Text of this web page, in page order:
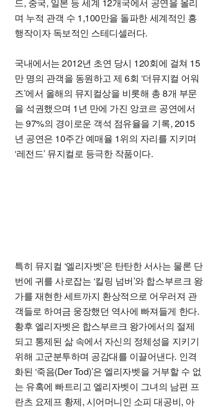
며 누적 관객 수 1,100만을 돌파한 세계적인 흥
행작이자 독보적인 스테디셀러다.
국내에서는 2012년 초연 당시 120회에 걸쳐 15
만 명의 관객을 동원하고 제 6회 ‘더뮤지컬 어워
즈’에서 올해의 뮤지컬상을 비롯해 총 8개 부문
을 석권했으며 1년 만에 가진 앙코르 공연에서
는 97%의 경이로운 객석 점유율을 기록, 2015
년 공연은 10주간 예매율 1위의 자리를 지키며
‘레전드’ 뮤지컬로 등극한 작품이다.
특히 뮤지컬 ‘엘리자벳’은 탄탄한 서사는 물론 단
번에 귀를 사로잡는 ‘킬링 넘버’와 합스부르크 왕
가를 재현한 세트까지 환상적으로 어우러져 관
객들로 하여금 웅장했던 역사에 빠져들게 한다.
황후 엘리자벳은 합스부르크 왕가에서의 절제
되고 통제된 삶 속에서 자신의 정체성을 지키기
위해 고군분투하며 공감대를 이끌어낸다. 인격
화된 ‘죽음(Der Tod)’은 엘리자벳을 거부할 수 없
는 유혹에 빠트리고 엘리자벳이 그녀의 남편 프
란츠 요제프 황제, 시어머니인 소피 대공비, 아